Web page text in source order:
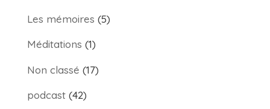
Les mémoires (5)
Méditations (1)
Non classé (17)
podcast(42)